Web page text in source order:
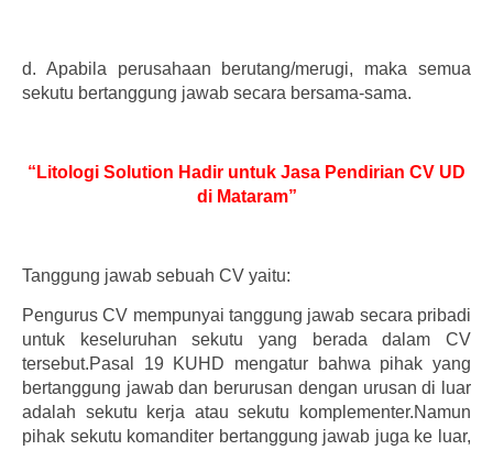
d. Apabila perusahaan berutang/merugi, maka semua
sekutu bertanggung jawab secara bersama-sama.
“Litologi Solution Hadir untuk Jasa Pendirian CV UD
di Mataram”
Tanggung jawab sebuah CV yaitu:
Pengurus CV mempunyai tanggung jawab secara pribadi
untuk keseluruhan sekutu yang berada dalam CV
tersebut.Pasal 19 KUHD mengatur bahwa pihak yang
bertanggung jawab dan berurusan dengan urusan di luar
adalah sekutu kerja atau sekutu komplementer.Namun
pihak sekutu komanditer bertanggung jawab juga ke luar,